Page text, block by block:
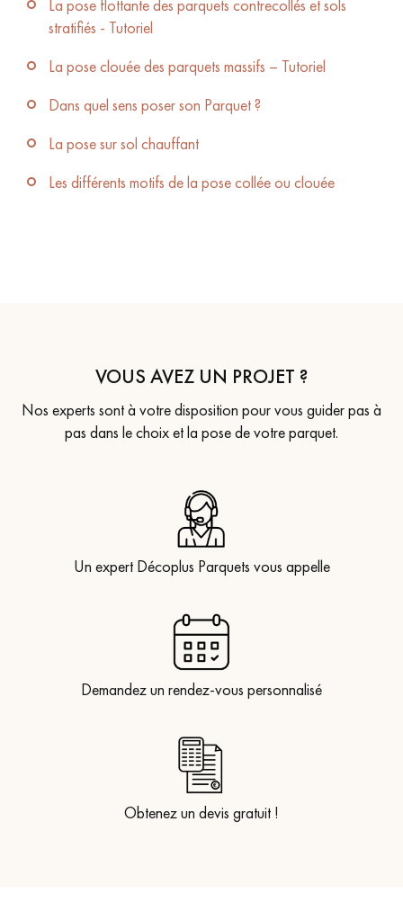
La pose flottante des parquets contrecollés et sols
stratifiés - Tutoriel
La pose clouée des parquets massifs – Tutoriel
Dans quel sens poser son Parquet ?
La pose sur sol chauffant
Les différents motifs de la pose collée ou clouée
VOUS AVEZ UN PROJET ?
Nos experts sont à votre disposition pour vous guider pas à
pas dans le choix et la pose de votre parquet.
Un expert Décoplus Parquets vous appelle
Demandez un rendez-vous personnalisé
Obtenez un devis gratuit !